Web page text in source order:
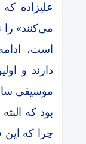
علیزاده
می‌کنند» را
است‌،
دارند و
موسیقی
بود که
چرا که این